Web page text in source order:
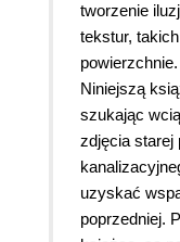
tworzenie
tekstur,
powierzchnie.
Niniejszą
szukając
zdjęcia starej
uzyskać
poprzedniej.